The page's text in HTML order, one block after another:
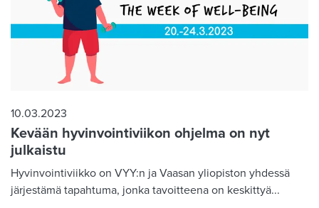
10.03.2023
Kevään hyvinvointiviikon ohjelma on nyt
julkaistu
Hyvinvointiviikko on VYY:n ja Vaasan yliopiston yhdessä
järjestämä tapahtuma, jonka tavoitteena on keskittyä...